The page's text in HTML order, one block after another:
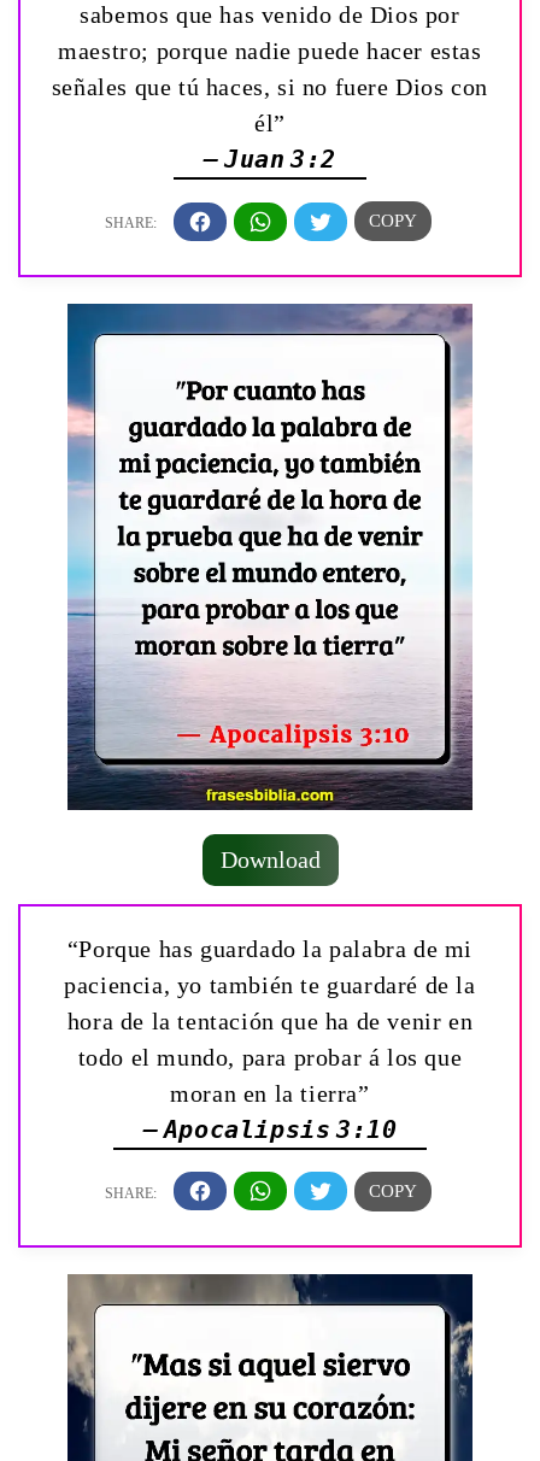
sabemos que has venido de Dios por
maestro; porque nadie puede hacer estas
señales que tú haces, si no fuere Dios con
él”
— Juan 3:2
Download
“Porque has guardado la palabra de mi
paciencia, yo también te guardaré de la
hora de la tentación que ha de venir en
todo el mundo, para probar á los que
moran en la tierra”
— Apocalipsis 3:10